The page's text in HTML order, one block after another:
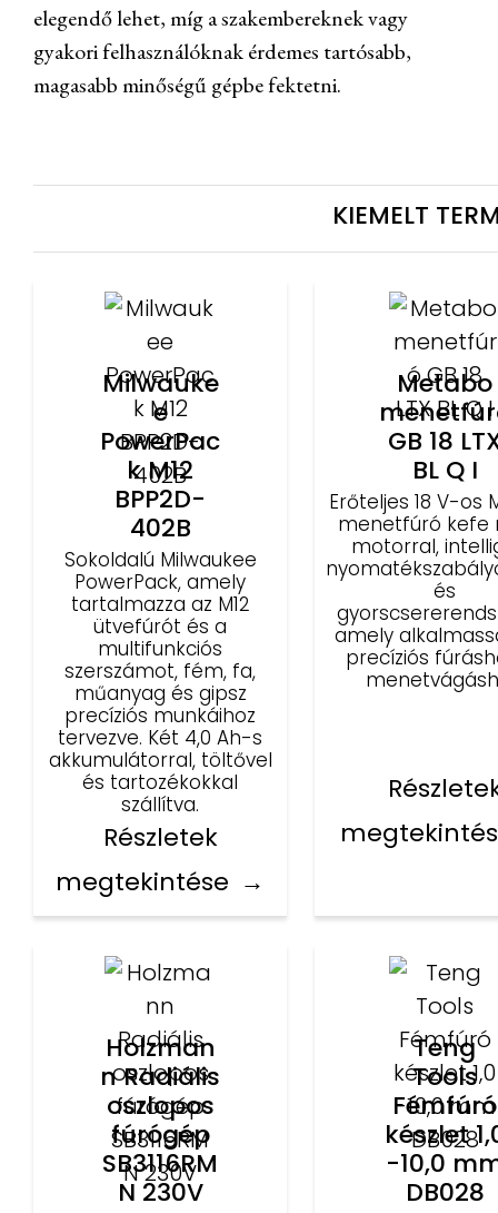
elegendő lehet, míg a szakembereknek vagy
gyakori felhasználóknak érdemes tartósabb,
magasabb minőségű gépbe fektetni.
KIEMELT
Milwauke
e
PowerPac
k M12
BPP2D-
402B
Sokoldalú Milwaukee
PowerPack, amely
tartalmazza az M12
ütvefúrót és a
multifunkciós
szerszámot, fém, fa,
műanyag és gipsz
precíziós munkáihoz
tervezve. Két 4,0 Ah-s
akkumulátorral, töltővel
és tartozékokkal
szállítva.
Részletek
megtekintése
Metabo
GB 18
BL Q I
Erőteljes 18 V-os
menetfúró kefe
motorral,
és
amely
precíziós
Holzman
n Radiális
oszlopos
fúrógép
SB3116RM
N 230V
Teng
Tools
Fémfúró
készlet
-10,0
DB028